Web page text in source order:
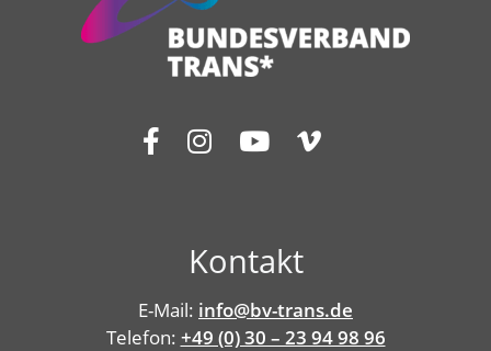
Kontakt
E-Mail: info@bv-trans.de
Telefon: +49 (0) 30 – 23 94 98 96